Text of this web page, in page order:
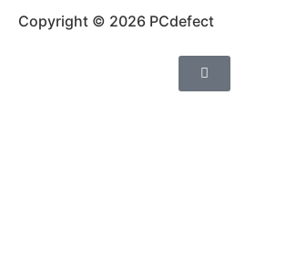
Copyright © 2026 PCdefect